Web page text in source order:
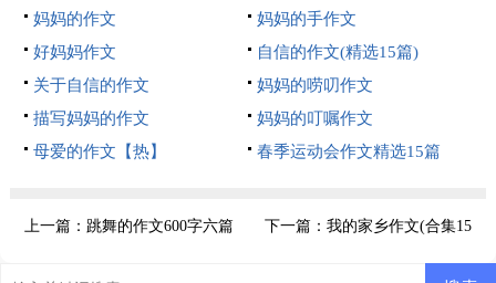
妈妈的作文
妈妈的手作文
好妈妈作文
自信的作文(精选15篇)
关于自信的作文
妈妈的唠叨作文
描写妈妈的作文
妈妈的叮嘱作文
母爱的作文【热】
春季运动会作文精选15篇
上一篇： 跳舞的作文600字六篇 下一篇：我的家乡作文(合集15
篇)